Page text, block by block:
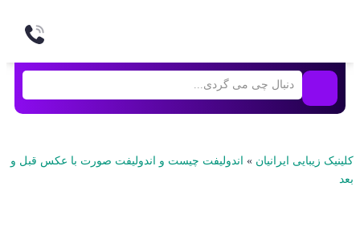
کلینیک زیبایی ایرانیان » اندولیفت چیست و اندولیفت صورت با عکس قبل و
بعد